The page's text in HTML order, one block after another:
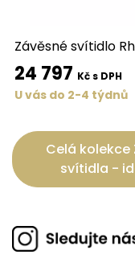
Závěsné svítidlo
24 797 Kč s DPH
U vás do 2-4 týdnů
Celá kolekce
svítidla -